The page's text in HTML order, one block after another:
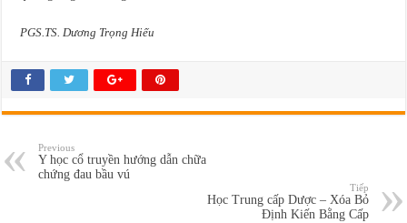
PGS.TS. Dương Trọng Hiếu
Previous
Y học cổ truyền hướng dẫn chữa
chứng đau bầu vú
Tiếp
Học Trung cấp Dược – Xóa Bỏ
Định Kiến Bằng Cấp